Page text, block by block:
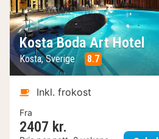
Kosta Boda Art Hotel
Kosta, Sverige 8.7
Inkl. frokost
Fra
2407 kr.